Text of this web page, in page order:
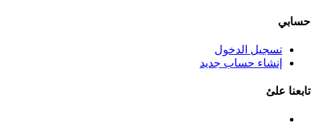
حسابي
تسجيل الدخول
إنشاء حساب جديد
تابعنا علئ